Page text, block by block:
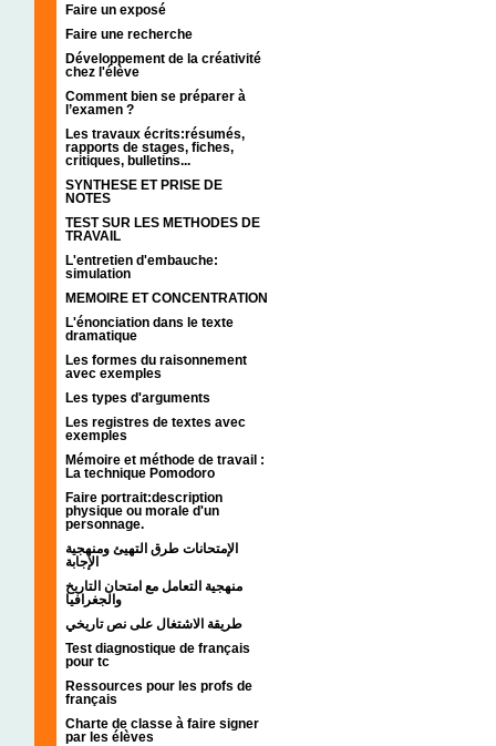
Faire un exposé
Faire une recherche
Développement de la créativité
chez l'élève
Comment bien se préparer à
l’examen ?
Les travaux écrits:résumés,
rapports de stages, fiches,
critiques, bulletins...
SYNTHESE ET PRISE DE
NOTES
TEST SUR LES METHODES DE
TRAVAIL
L'entretien d'embauche:
simulation
MEMOIRE ET CONCENTRATION
L'énonciation dans le texte
dramatique
Les formes du raisonnement
avec exemples
Les types d'arguments
Les registres de textes avec
exemples
Mémoire et méthode de travail :
La technique Pomodoro
Faire portrait:description
physique ou morale d'un
personnage.
الإمتحانات طرق التهيئ ومنهجية
الإجابة
منهجية التعامل مع امتحان التاريخ
والجغرافيا
طريقة الاشتغال على نص تاريخي
Test diagnostique de français
pour tc
Ressources pour les profs de
français
Charte de classe à faire signer
par les élèves